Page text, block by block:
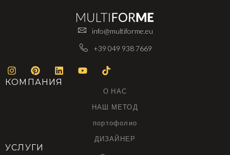
info@multiforme.eu
+39 049 938 7669
КОМПАНИЯ
О НАС
НАШ МЕТОД
портофолио
ДИЗАЙНЕР
УСЛУГИ